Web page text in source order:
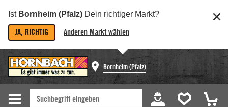
Ist Bornheim (Pfalz) Dein richtiger Markt?
JA, RICHTIG Anderen Markt wählen
Bornheim (Pfalz)